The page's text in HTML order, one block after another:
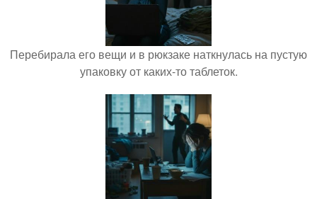
Перебирала его вещи и в рюкзаке наткнулась на пустую
упаковку от каких-то таблеток.